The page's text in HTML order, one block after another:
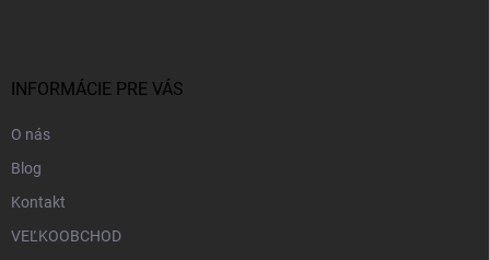
INFORMÁCIE PRE VÁS
O nás
Blog
Kontakt
VEĽKOOBCHOD